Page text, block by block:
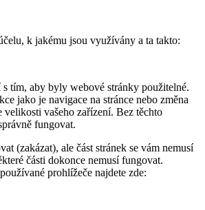
k jakému jsou využívány a ta takto:
tím, aby byly webové stránky použitelné.
jako je navigace na stránce nebo změna
velikosti vašeho zařízení. Bez těchto
fungovat.
(zakázat), ale část stránek se vám nemusí
části dokonce nemusí fungovat.
prohlížeče najdete zde: